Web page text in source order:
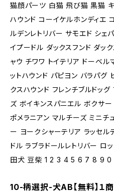
猫顔パーツ 白猫 飛び猫 黒猫 キ
ハウンド コーイケルホンディエ
ルデンレトリバー サモエド シェ
イプードル ダックスフンド ダッ
ャウ チワワ トイテリア ドーベ
ットハウンド パピヨン バラパグ
クスハウンド フレンチブルドッ
ズ ボイキンスパニエル ボクサ
ポメラニアン マルチーズ ミニチ
ー ヨークシャーテリア ラッセル
ドル ラブラドールレトリバー
田犬 豆柴 1 2 3 4 5 6 7 8 9 0
10-柄選択-犬AB【無料】１